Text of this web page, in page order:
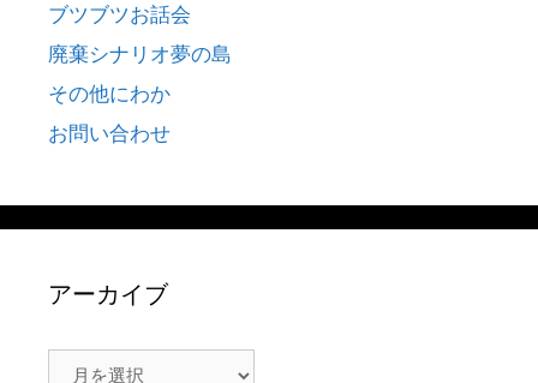
ブツブツお話会
廃棄シナリオ夢の島
その他にわか
お問い合わせ
アーカイブ